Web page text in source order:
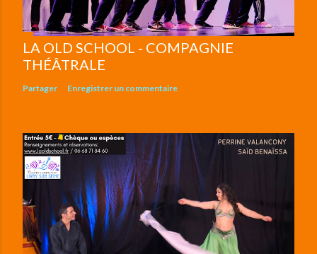
LA OLD SCHOOL - COMPAGNIE
THÉÂTRALE
Partager Enregistrer un commentaire